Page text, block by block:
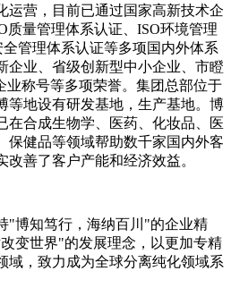
运营，目前已通过国家高新技术企
质量管理体系认证、ISO环境管理
管理体系认证等多项国内外体系
企业、省级创新型中小企业、市瞪
称号等多项荣誉。集团总部位于
等地设有研发基地，生产基地。博
在合成生物学、医药、化妆品、医
保健品等领域帮助数千家国内外客
改善了客户产能和经济效益。
"博知笃行，海纳百川"的企业精
变世界"的发展理念，以更加专精
域，致力成为全球分离纯化领域系